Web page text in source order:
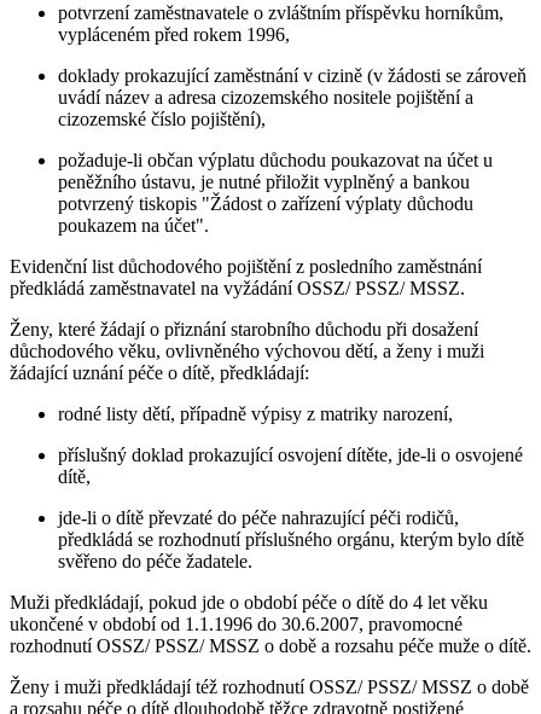
potvrzení zaměstnavatele o zvláštním příspěvku horníkům,
vypláceném před rokem 1996,
doklady prokazující zaměstnání v cizině (v žádosti se zároveň
uvádí název a adresa cizozemského nositele pojištění a
cizozemské číslo pojištění),
požaduje-li občan výplatu důchodu poukazovat na účet u
peněžního ústavu, je nutné přiložit vyplněný a bankou
potvrzený tiskopis "Žádost o zařízení výplaty důchodu
poukazem na účet".
Evidenční list důchodového pojištění z posledního zaměstnání
předkládá zaměstnavatel na vyžádání OSSZ/ PSSZ/ MSSZ.
Ženy, které žádají o přiznání starobního důchodu při dosažení
důchodového věku, ovlivněného výchovou dětí, a ženy i muži
žádající uznání péče o dítě, předkládají:
rodné listy dětí, případně výpisy z matriky narození,
příslušný doklad prokazující osvojení dítěte, jde-li o osvojené
dítě,
jde-li o dítě převzaté do péče nahrazující péči rodičů,
předkládá se rozhodnutí příslušného orgánu, kterým bylo dítě
svěřeno do péče žadatele.
Muži předkládají, pokud jde o období péče o dítě do 4 let věku
ukončené v období od 1.1.1996 do 30.6.2007, pravomocné
rozhodnutí OSSZ/ PSSZ/ MSSZ o době a rozsahu péče muže o dítě.
Ženy i muži předkládají též rozhodnutí OSSZ/ PSSZ/ MSSZ o době
a rozsahu péče o dítě dlouhodobě těžce zdravotně postižené